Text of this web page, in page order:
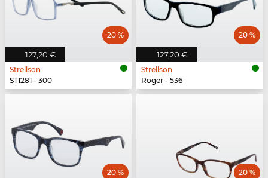
127,20 €
20 %
Strellson
ST1281 - 300
127,20 €
20 %
Strellson
Roger - 536
20 % 20 %